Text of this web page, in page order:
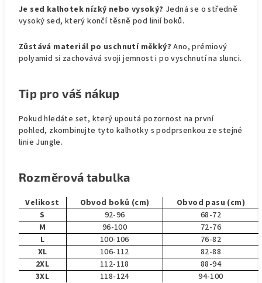
Je sed kalhotek nízký nebo vysoký? Jedná se o středně
vysoký sed, který končí těsně pod linií boků.
Zůstává materiál po uschnutí měkký?Ano, prémiový
polyamid si zachovává svoji jemnost i po vyschnutí na slunci.
Tip pro váš nákup
Pokud hledáte set, který upoutá pozornost na první
pohled, zkombinujte tyto kalhotky s podprsenkou ze stejné
linie Jungle.
Rozměrová tabulka
Velikost Obvod boků (cm)
Obvod pasu (cm)
S
92-96
68-72
M
96-100
72-76
L
100-106
76-82
XL
106-112
82-88
2XL
112-118
88-94
3XL
118-124 94-100